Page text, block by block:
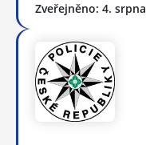
Zveřejněno: 4. srpna